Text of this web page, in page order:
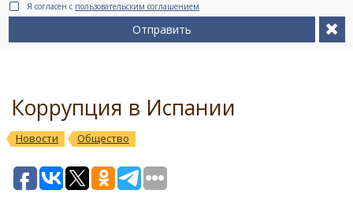
Сервис на немецком
Я согласен с пользовательским соглашением
Отправить
Коррупция в Испании
Новости Общество